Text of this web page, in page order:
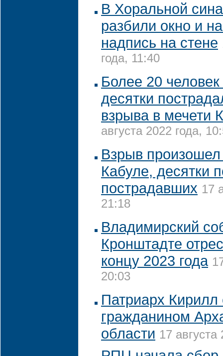
В Хоральной
разбили окно и
надпись на стене
года, 11:40
Более 20
десятки
взрыва в мечети
августа 2022 года,
Взрыв произошел
Кабуле, десятки
пострадавших 17
21:18
Владимирский
Кронштадте
концу 2023 года
20:03
Патриарх
гражданином
области 17